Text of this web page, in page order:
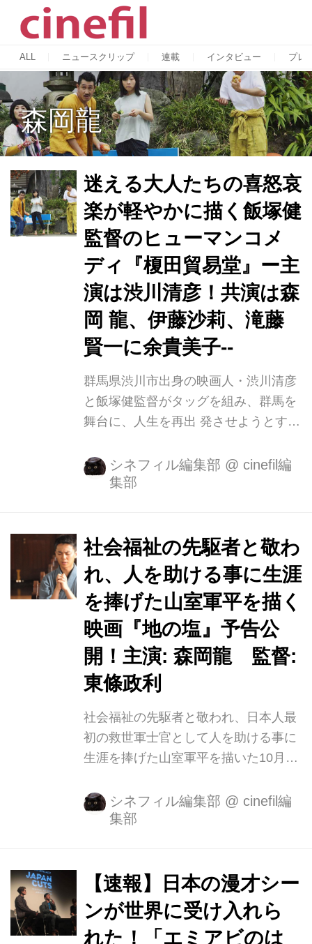
ALL ニュースクリップ 連載 インタビュー プレ
森岡龍
迷える大人たちの喜怒哀
楽が軽やかに描く飯塚健
監督のヒューマンコメ
ディ『榎田貿易堂』ー主
演は渋川清彦！共演は森
岡 龍、伊藤沙莉、滝藤
賢一に余貴美子--
群馬県渋川市出身の映画人・渋川清彦
と飯塚健監督がタッグを組み、群馬を
舞台に、人生を再出 発させようとする
田貿易堂』が、2018 年 6 月より新宿
武蔵野館他、全国公開されることが決
彦。従業員の千秋に「超能力研究部の
3 人」「獣道」の伊藤沙莉、清春に
「エミアビのはじまりとはじまり」の
森岡龍。他に、「おくりび と」の余貴
美子、「64 ヨクヨン」の滝藤賢一、片
岡礼子、根岸季衣など演技派が脇を固
めていま す。 監督は 24 才で映画監督
デビューし、映画のみならず舞台演出
シネフィル編集部 @ cinefil編
集部
社会福祉の先駆者と敬わ
れ、人を助ける事に生涯
を捧げた山室軍平を描く
映画『地の塩』予告公
開！主演: 森岡龍 監督:
東條政利
社会福祉の先駆者と敬われ、日本人最
初の救世軍士官として人を助ける事に
生涯を捧げた山室軍平を描いた10月21
る『地の塩 山室軍平』の劇場予告編が
完成しました。 今回公開となる予告編
支えた 山室機恵子役の我妻三輪子が
「愛ですね」「愛です」と心通じる姿
から始まり、同志社大で学友たちと学
ぶ姿など若き日々が描かれ、貧しさ故
シネフィル編集部 @ cinefil編
集部
【速報】日本の漫才シー
ンが世界に受け入れら
れた！「エミアビのは